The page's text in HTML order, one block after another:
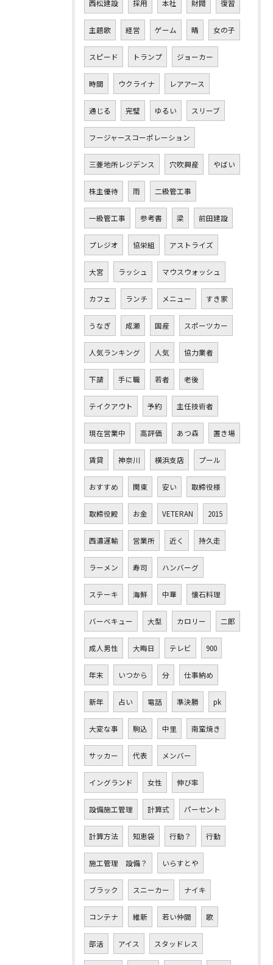
西松建設 採用 本社 財閥 復習
主題歌 経営 ゲーム 晴 女の子
スピード トランプ ジョーカー
時間 ウクライナ レアアース
通じる 完璧 ゆるい スリーブ
フージャースコーポレーション
三菱地所レジデンス 穴吹興産 やばい
株主優待 雨 二級管工事
一級管工事 参考書 梁 前田建設
プレジオ 協栄組 アストライズ
大宮 ラッシュ マウスウォッシュ
カフェ ランチ メニュー すき家
うなぎ 成瀬 国産 スポーツカー
人気ランキング 人気 協力業者
下請 手に職 若者 老後
テイクアウト 予約 主任技術者
現在営業中 高評価 あつ森 置き場
賃貸 神奈川 横浜支店 プール
おすすめ 関東 安い 取締役様
取締役殿 お金 VETERAN 2015
西濃運輸 営業所 近く 持久走
ラーメン 寿司 ハンバーグ
ステーキ 海鮮 中華 懐石料理
バーベキュー 大型 カロリー 二郎
成人男性 大晦日 テレビ 900
年末 いつから 分 仕事納め
新年 占い 電話 準決勝 pk
大変な事 駒込 中里 南蛮焼き
サッカー 代表 メンバー
イングランド 女性 伸び率
設備施工管理 計算式 パーセント
計算方法 知恵袋 行動？ 行動
施工管理 設備？ いらすとや
ブラック スニーカー ナイキ
コンテナ 維新 若い仲間 歌
部活 アイス スタッドレス